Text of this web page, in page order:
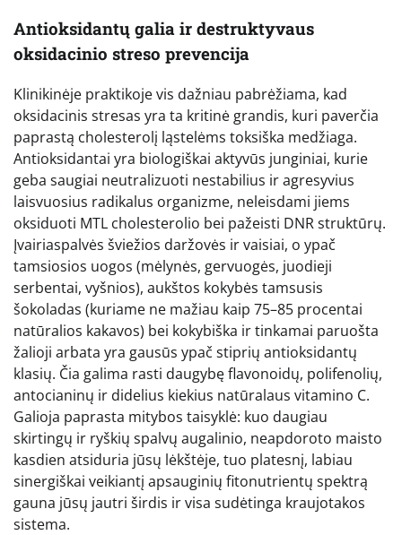
Antioksidantų galia ir destruktyvaus
oksidacinio streso prevencija
Klinikinėje praktikoje vis dažniau pabrėžiama, kad
oksidacinis stresas yra ta kritinė grandis, kuri paverčia
paprastą cholesterolį ląstelėms toksiška medžiaga.
Antioksidantai yra biologiškai aktyvūs junginiai, kurie
geba saugiai neutralizuoti nestabilius ir agresyvius
laisvuosius radikalus organizme, neleisdami jiems
oksiduoti MTL cholesterolio bei pažeisti DNR struktūrų.
Įvairiaspalvės šviežios daržovės ir vaisiai, o ypač
tamsiosios uogos (mėlynės, gervuogės, juodieji
serbentai, vyšnios), aukštos kokybės tamsusis
šokoladas (kuriame ne mažiau kaip 75–85 procentai
natūralios kakavos) bei kokybiška ir tinkamai paruošta
žalioji arbata yra gausūs ypač stiprių antioksidantų
klasių. Čia galima rasti daugybę flavonoidų, polifenolių,
antocianinų ir didelius kiekius natūralaus vitamino C.
Galioja paprasta mitybos taisyklė: kuo daugiau
skirtingų ir ryškių spalvų augalinio, neapdoroto maisto
kasdien atsiduria jūsų lėkštėje, tuo platesnį, labiau
sinergiškai veikiantį apsauginių fitonutrientų spektrą
gauna jūsų jautri širdis ir visa sudėtinga kraujotakos
sistema.